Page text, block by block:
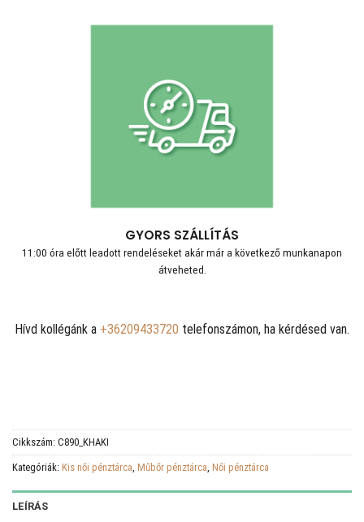
GYORS SZÁLLÍTÁS
11:00 óra előtt leadott rendeléseket akár már a következő munkanapon
átveheted.
Hívd kollégánk a +36209433720 telefonszámon, ha kérdésed van.
Cikkszám: C890_KHAKI
Kategóriák: Kis női pénztárca Műbőr pénztárca Női pénztárca
LEÍRÁS